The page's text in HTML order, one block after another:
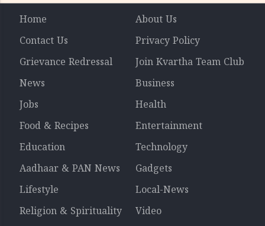
Home
About Us
Contact Us
Privacy Policy
Grievance Redressal
Join Kvartha Team Club
News
Business
Jobs
Health
Food & Recipes
Entertainment
Education
Technology
Aadhaar & PAN News
Gadgets
Lifestyle
Local-News
Religion & Spirituality
Video